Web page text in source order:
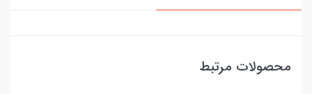
محصولات مرتبط